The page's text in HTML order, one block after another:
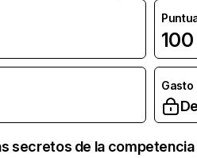
100
secretos de la competencia